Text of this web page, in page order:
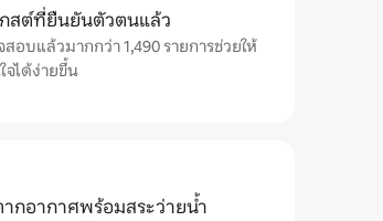
กสต์ที่ยืนยันตัวตนแล้ว
อบแล้วมากกว่า 1,490 รายการช่วยให้
ได้ง่ายขึ้น
กอากาศพร้อมสระว่ายน้ำ